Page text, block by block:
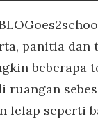
panitia
ruangan
lelap seperti